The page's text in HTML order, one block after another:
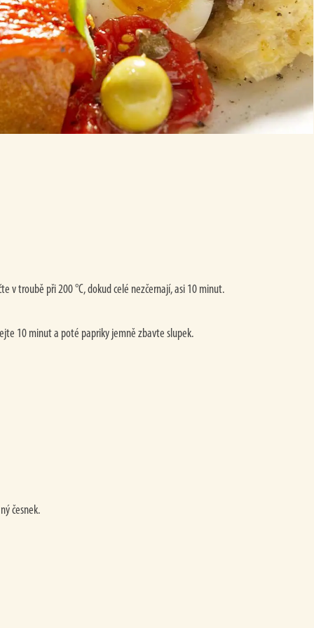
v troubě při 200 °C, dokud celé nezčernají, asi 10 minut.
10 minut a poté papriky jemně zbavte slupek.
česnek.